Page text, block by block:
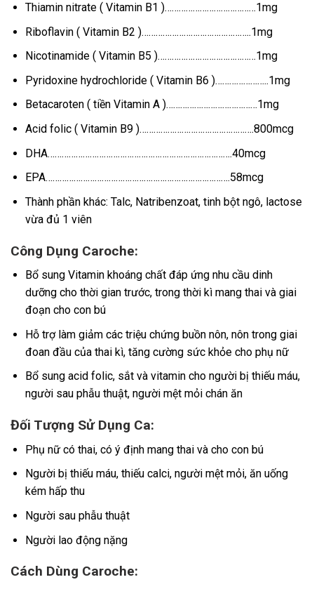
Thiamin nitrate ( Vitamin B1 )…………………………………1mg
Riboflavin ( Vitamin B2 )………………………………………..1mg
Nicotinamide ( Vitamin B5 )……………………………………1mg
Pyridoxine hydrochloride ( Vitamin B6 )…………………..1mg
Betacaroten ( tiền Vitamin A )…………………………………1mg
Acid folic ( Vitamin B9 )………………………………………….800mcg
DHA…………………………………………………………………….40mcg
EPA…………………………………………………………………….58mcg
Thành phần khác: Talc, Natribenzoat, tinh bột ngô, lactose
vừa đủ 1 viên
Công Dụng Caroche:
Bổ sung Vitamin khoáng chất đáp ứng nhu cầu dinh
dưỡng cho thời gian trước, trong thời kì mang thai và giai
đoạn cho con bú
Hỗ trợ làm giảm các triệu chứng buồn nôn, nôn trong giai
đoan đầu của thai kì, tăng cường sức khỏe cho phụ nữ
Bổ sung acid folic, sắt và vitamin cho người bị thiếu máu,
người sau phẫu thuật, người mệt mỏi chán ăn
Đối Tượng Sử Dụng Ca:
Phụ nữ có thai, có ý định mang thai và cho con bú
Người bị thiếu máu, thiếu calci, người mệt mỏi, ăn uống
kém hấp thu
Người sau phẫu thuật
Người lao động nặng
Cách Dùng Caroche: